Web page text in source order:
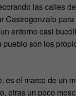
las calles
entorno casi
son los
el marco de un
otras un poco